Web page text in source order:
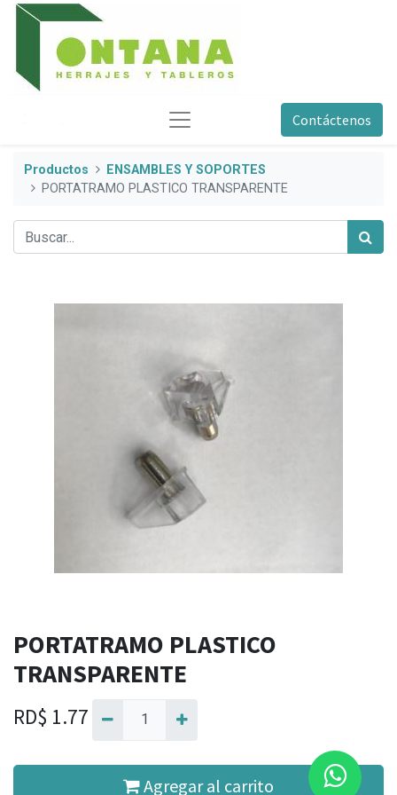
Contáctenos
Productos
ENSAMBLES Y SOPORTES
PORTATRAMO PLASTICO TRANSPARENTE
PORTATRAMO PLASTICO
TRANSPARENTE
RD$ 1.77
Agregar al carrito